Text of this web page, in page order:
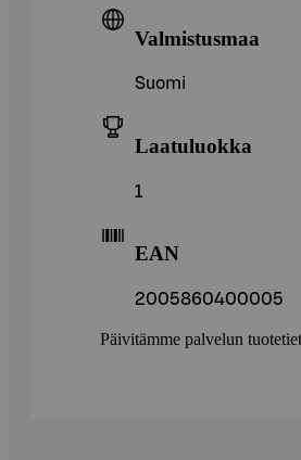
Valmistusmaa
Suomi
Laatuluokka
1
EAN
2005860400005
Päivitämme palvelun